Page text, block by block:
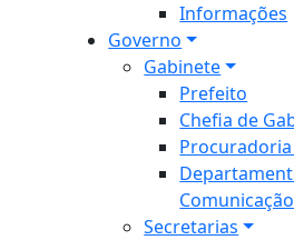
Informações
Governo
Gabinete
Prefeito
Chefia de
Secretarias